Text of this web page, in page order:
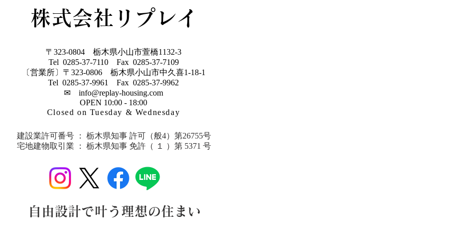
格住宅です 今なら３棟限定でモ
ニター棟を募集しており、１００
♩７月の週末にはY
株式会社リプレイ
〒323-0804 栃木県小山市萱橋1132-3
Tel 0285-37-7110 Fax 0285-37-7109
〔営業所〕〒323-0806 栃木県小山市中久喜1-18-1
Tel 0285-37-9961 Fax 0285-37-9962
✉ info@replay-housing.com
OPEN 10:00 - 18:00
Closed on Tuesday & Wednesday
建設業許可番号 ： ​​栃木県知事 許可（般4）第26755号
宅地建物取引業 ： 栃木県知事 免許 （ １ ）第 5371 号
​​自由設計で叶う理想の住まい